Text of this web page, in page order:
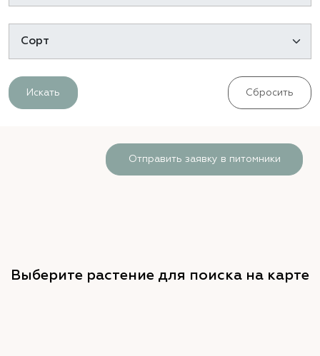
Искать Сбросить
Отправить заявку в питомники
Выберите растение для поиска на карте